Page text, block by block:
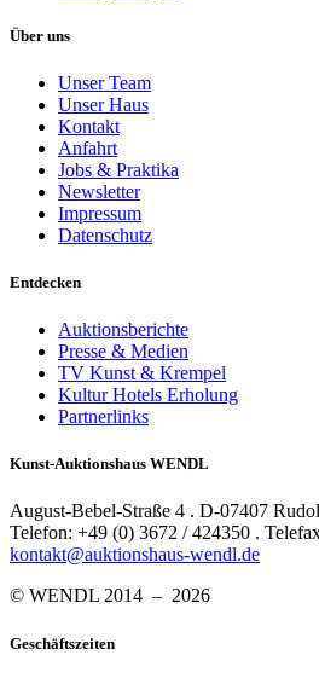
Über uns
Unser Team
Unser Haus
Kontakt
Anfahrt
Jobs & Praktika
Newsletter
Impressum
Datenschutz
Entdecken
Auktionsberichte
Presse & Medien
TV Kunst & Krempel
Kultur Hotels Erholung
Partnerlinks
Kunst-Auktionshaus WENDL
August-Bebel-Straße 4 . D-07407
Telefon: +49 (0) 3672 / 424350 .
kontakt@auktionshaus-wendl.de
© WENDL 2014 – 2026
Geschäftszeiten